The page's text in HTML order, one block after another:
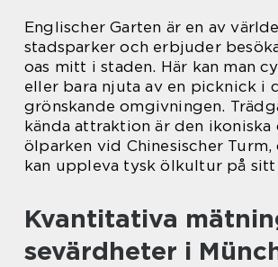
Englischer Garten är en av
stadsparker och erbjuder
oas mitt i staden. Här kan man
eller bara njuta av en picknick i
grönskande omgivningen.
kända attraktion är den
ölparken vid Chinesischer Turm,
kan uppleva tysk ölkultur på sitt
Kvantitativa
sevärdheter i